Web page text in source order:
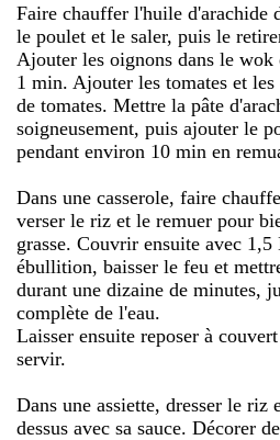
Faire chauffer l'huile d'arachide
le poulet et le saler, puis le
Ajouter les oignons dans le wok
1 min. Ajouter les tomates et
de tomates. Mettre la pâte
soigneusement, puis ajouter le
pendant environ 10 min en
Dans une casserole, faire
verser le riz et le remuer pour
grasse. Couvrir ensuite avec 1,5
ébullition, baisser le feu et
durant une dizaine de minutes,
complète de l'eau.
Laisser ensuite reposer à
servir.
Dans une assiette, dresser le riz
dessus avec sa sauce. Décorer